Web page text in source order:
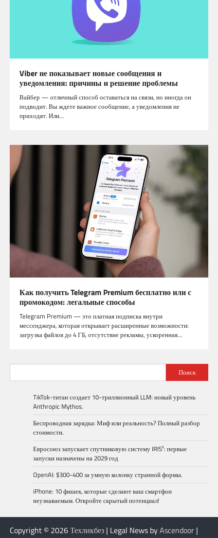
Viber не показывает новые сообщения и
уведомления: причины и решение проблемы
Вайбер — отличный способ оставаться на связи, но иногда он
подводит. Вы ждете важное сообщение, а уведомления не
приходят. Или…
Как получить Telegram Premium бесплатно или с
промокодом: легальные способы
Telegram Premium — это платная подписка внутри
мессенджера, которая открывает расширенные возможности:
загрузка файлов до 4 ГБ, отсутствие рекламы, ускоренная…
Поиск
TikTok-титан создает 10-триллионный LLM: новый уровень
Anthropic Mythos.
Беспроводная зарядка: Миф или реальность? Полный разбор
стоимости.
Евросоюз запускает спутниковую систему IRIS²: первые
запуски назначены на 2029 год
OpenAI: $300-400 за умную колонку странной формы.
iPhone: 10 фишек, которые сделают ваш смартфон
неузнаваемым. Откройте скрытый потенциал!
Copyright © 2026Техликбез | Legal News byAscendoor |